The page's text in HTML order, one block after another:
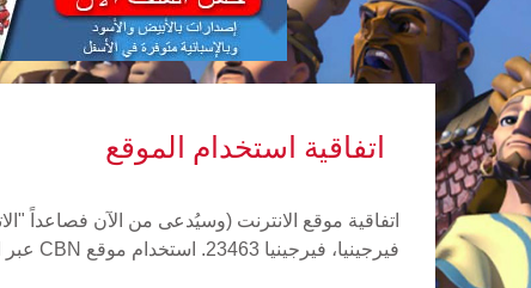
اتفاقية استخدام الموقع
فيرجينيا، فيرجينيا 23463. استخدام موقع CBN عبر الانترنت (موقع CBN) يُشير إلى موافقتك على القوانين وشروط الاستخدام المنصوص عليها في الاتفاق.